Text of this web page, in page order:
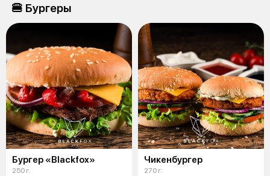
🍔 Бургеры
Бургер «Blackfox»
250 г.
Чикенбургер
270 г.